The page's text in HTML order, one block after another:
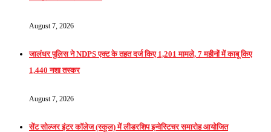
August 7, 2026
जालंधर पुलिस ने NDPS एक्ट के तहत दर्ज किए 1,201 मामले, 7 महीनों में काबू किए
1,440 नशा तस्कर
August 7, 2026
सेंट सोल्जर इंटर कॉलेज (स्कूल) में लीडरशिप इन्वेस्टिचर समारोह आयोजित